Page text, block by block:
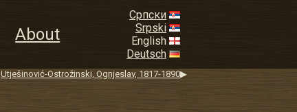
About
Српски
Srpski
English
Deutsch
Utješinović-Ostrožinski, Ognjeslav, 1817-1890▶